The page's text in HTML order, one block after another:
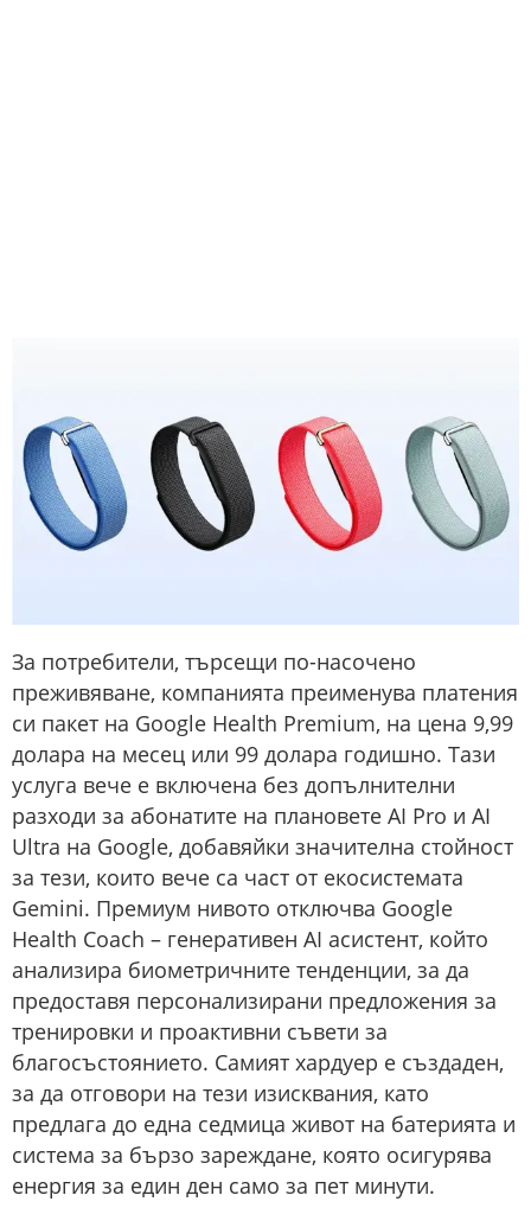
За потребители, търсещи по-насочено
преживяване, компанията преименува платения
си пакет на Google Health Premium, на цена 9,99
долара на месец или 99 долара годишно. Тази
услуга вече е включена без допълнителни
разходи за абонатите на плановете AI Pro и AI
Ultra на Google, добавяйки значителна стойност
за тези, които вече са част от екосистемата
Gemini. Премиум нивото отключва Google
Health Coach – генеративен AI асистент, който
анализира биометричните тенденции, за да
предоставя персонализирани предложения за
тренировки и проактивни съвети за
благосъстоянието. Самият хардуер е създаден,
за да отговори на тези изисквания, като
предлага до една седмица живот на батерията и
система за бързо зареждане, която осигурява
енергия за един ден само за пет минути.